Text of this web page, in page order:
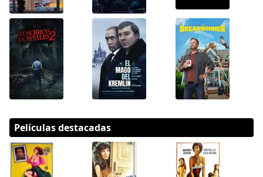
Películas destacadas